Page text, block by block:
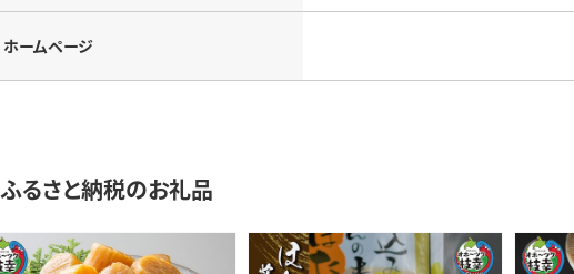
ホームページ
ふるさと納税のお礼品